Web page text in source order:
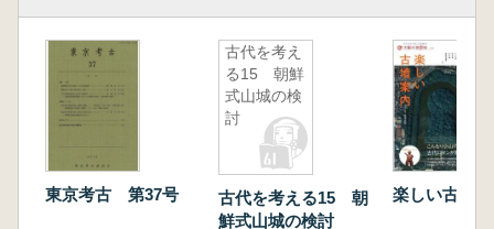
東京考古 第37号
古代を考え
る15 朝鮮
式山城の検
討
古代を考える15 朝
鮮式山城の検討
楽しい古墳